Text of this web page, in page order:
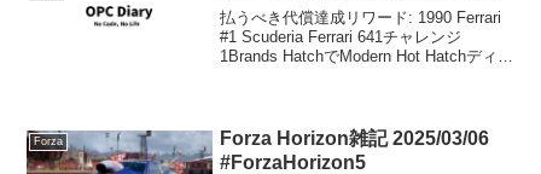
払うべき代償達成リワード: 1990 Ferrari
#1 Scuderia Ferrari 641チャレンジ
1Brands HatchでModern Hot Hatchディビ
Forza
Forza Horizon雑記 2025/03/06
#ForzaHorizon5